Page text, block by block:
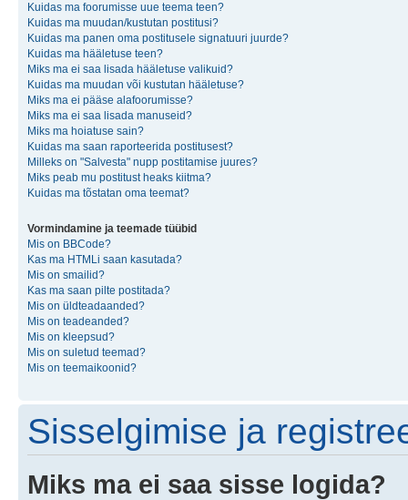
Kuidas ma foorumisse uue teema teen?
Kuidas ma muudan/kustutan postitusi?
Kuidas ma panen oma postitusele signatuuri juurde?
Kuidas ma hääletuse teen?
Miks ma ei saa lisada hääletuse valikuid?
Kuidas ma muudan või kustutan hääletuse?
Miks ma ei pääse alafoorumisse?
Miks ma ei saa lisada manuseid?
Miks ma hoiatuse sain?
Kuidas ma saan raporteerida postitusest?
Milleks on "Salvesta" nupp postitamise juures?
Miks peab mu postitust heaks kiitma?
Kuidas ma tõstatan oma teemat?
Vormindamine ja teemade tüübid
Mis on BBCode?
Kas ma HTMLi saan kasutada?
Mis on smailid?
Kas ma saan pilte postitada?
Mis on üldteadaanded?
Mis on teadeanded?
Mis on kleepsud?
Mis on suletud teemad?
Mis on teemaikoonid?
Sisselgimise ja
Miks ma ei saa sisse logida?